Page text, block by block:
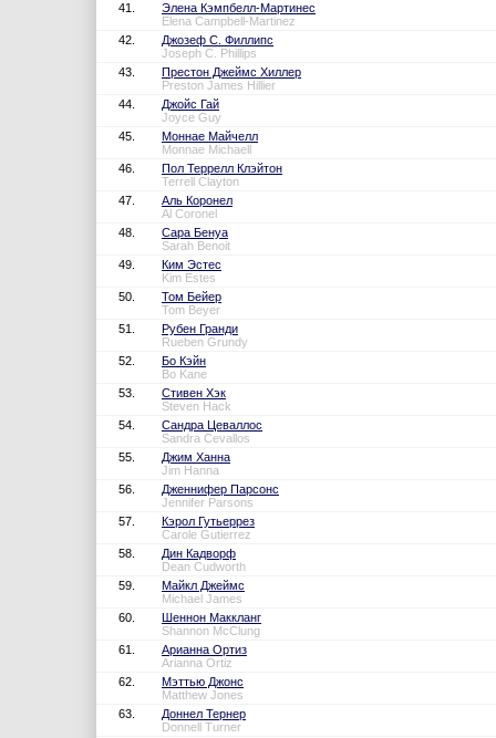
41.
Элена Кэмпбелл-Мартинес
Elena Campbell-Martinez
42.
Джозеф С. Филлипс
Joseph C. Phillips
43.
Престон Джеймс Хиллер
Preston James Hillier
44.
Джойс Гай
Joyce Guy
45.
Моннае Майчелл
Monnae Michaell
46.
Пол Террелл Клэйтон
Terrell Clayton
47.
Аль Коронел
Al Coronel
48.
Сара Бенуа
Sarah Benoit
49.
Ким Эстес
Kim Estes
50.
Том Бейер
Tom Beyer
51.
Рубен Гранди
Rueben Grundy
52.
Бо Кэйн
Bo Kane
53.
Стивен Хэк
Steven Hack
54.
Сандра Цеваллос
Sandra Cevallos
55.
Джим Ханна
Jim Hanna
56.
Дженнифер Парсонс
Jennifer Parsons
57.
Кэрол Гутьеррез
Carole Gutierrez
58.
Дин Кадворф
Dean Cudworth
59.
Майкл Джеймс
Michael James
60.
Шеннон Маккланг
Shannon McClung
61.
Арианна Ортиз
Arianna Ortiz
62.
Мэттью Джонс
Matthew Jones
63.
Доннел Тернер
Donnell Turner